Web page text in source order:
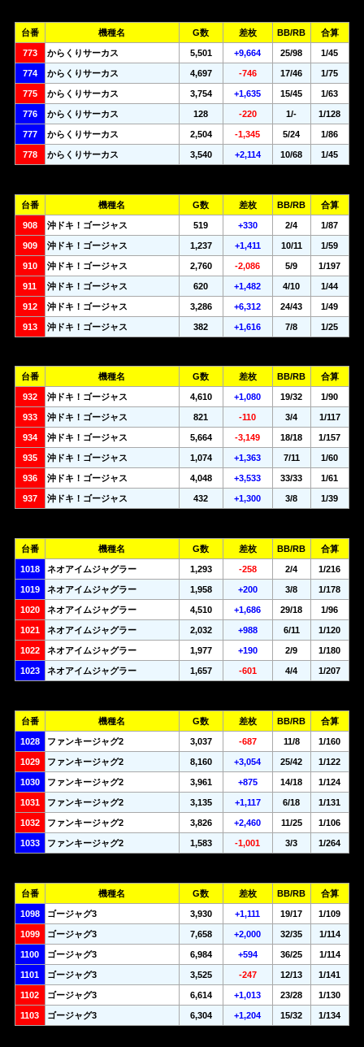
台番 機種名 G数 差枚 BB/RB 合算
773 からくりサーカス 5,501 +9,664 25/98 1/45
774 からくりサーカス 4,697 -746 17/46 1/75
775 からくりサーカス 3,754 +1,635 15/45 1/63
776 からくりサーカス 128 -220 1/- 1/128
777 からくりサーカス 2,504 -1,345 5/24 1/86
778 からくりサーカス 3,540 +2,114 10/68 1/45
台番 機種名 G数 差枚 BB/RB 合算
908 沖ドキ！ゴージャス 519 +330 2/4 1/87
909 沖ドキ！ゴージャス 1,237 +1,411 10/11 1/59
910 沖ドキ！ゴージャス 2,760 -2,086 5/9 1/197
911 沖ドキ！ゴージャス 620 +1,482 4/10 1/44
912 沖ドキ！ゴージャス 3,286 +6,312 24/43 1/49
913 沖ドキ！ゴージャス 382 +1,616 7/8 1/25
台番 機種名 G数 差枚 BB/RB 合算
932 沖ドキ！ゴージャス 4,610 +1,080 19/32 1/90
933 沖ドキ！ゴージャス 821 -110 3/4 1/117
934 沖ドキ！ゴージャス 5,664 -3,149 18/18 1/157
935 沖ドキ！ゴージャス 1,074 +1,363 7/11 1/60
936 沖ドキ！ゴージャス 4,048 +3,533 33/33 1/61
937 沖ドキ！ゴージャス 432 +1,300 3/8 1/39
台番 機種名 G数 差枚 BB/RB 合算
1018 ネオアイムジャグラー 1,293 -258 2/4 1/216
1019 ネオアイムジャグラー 1,958 +200 3/8 1/178
1020 ネオアイムジャグラー 4,510 +1,686 29/18 1/96
1021 ネオアイムジャグラー 2,032 +988 6/11 1/120
1022 ネオアイムジャグラー 1,977 +190 2/9 1/180
1023 ネオアイムジャグラー 1,657 -601 4/4 1/207
台番 機種名 G数 差枚 BB/RB 合算
1028 ファンキージャグ2 3,037 -687 11/8 1/160
1029 ファンキージャグ2 8,160 +3,054 25/42 1/122
1030 ファンキージャグ2 3,961 +875 14/18 1/124
1031 ファンキージャグ2 3,135 +1,117 6/18 1/131
1032 ファンキージャグ2 3,826 +2,460 11/25 1/106
1033 ファンキージャグ2 1,583 -1,001 3/3 1/264
台番 機種名 G数 差枚 BB/RB 合算
1098 ゴージャグ3 3,930 +1,111 19/17 1/109
1099 ゴージャグ3 7,658 +2,000 32/35 1/114
1100 ゴージャグ3 6,984 +594 36/25 1/114
1101 ゴージャグ3 3,525 -247 12/13 1/141
1102 ゴージャグ3 6,614 +1,013 23/28 1/130
1103 ゴージャグ3 6,304 +1,204 15/32 1/134